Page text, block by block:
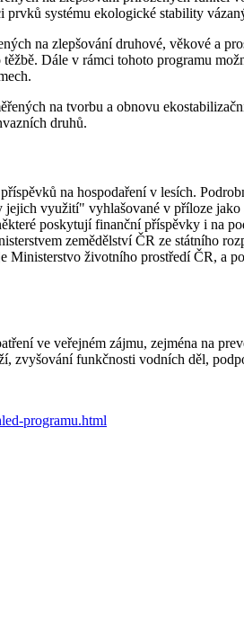
systému ekologické stability
na zlepšování druhové, věkové a
Dále v rámci tohoto programu
na tvorbu a obnovu
druhů.
na hospodaření v lesích.
využití" vyhlašované v příloze
poskytují finanční příspěvky i na
zemědělství ČR ze státního
životního prostředí ČR, a
ve veřejném zájmu, zejména na
zvyšování funkčnosti vodních děl,
programu.html